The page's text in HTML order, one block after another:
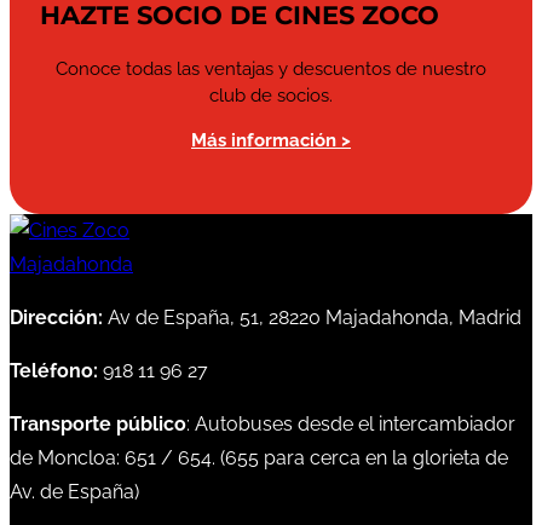
HAZTE SOCIO DE CINES ZOCO
Conoce todas las ventajas y descuentos de nuestro
club de socios.
Más información >
Dirección: Av de España, 51, 28220 Majadahonda, Madrid
Teléfono: 918 11 96 27
Transporte público: Autobuses desde el intercambiador
de Moncloa: 651 / 654. (655 para cerca en la glorieta de
Av. de España)